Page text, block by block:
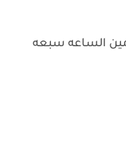
الساعه سبعه